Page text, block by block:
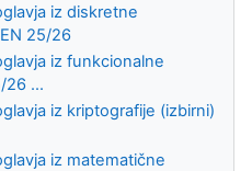
iz diskretne
25/26
iz funkcionalne
26 ...
iz kriptografije (izbirni)
iz matematične